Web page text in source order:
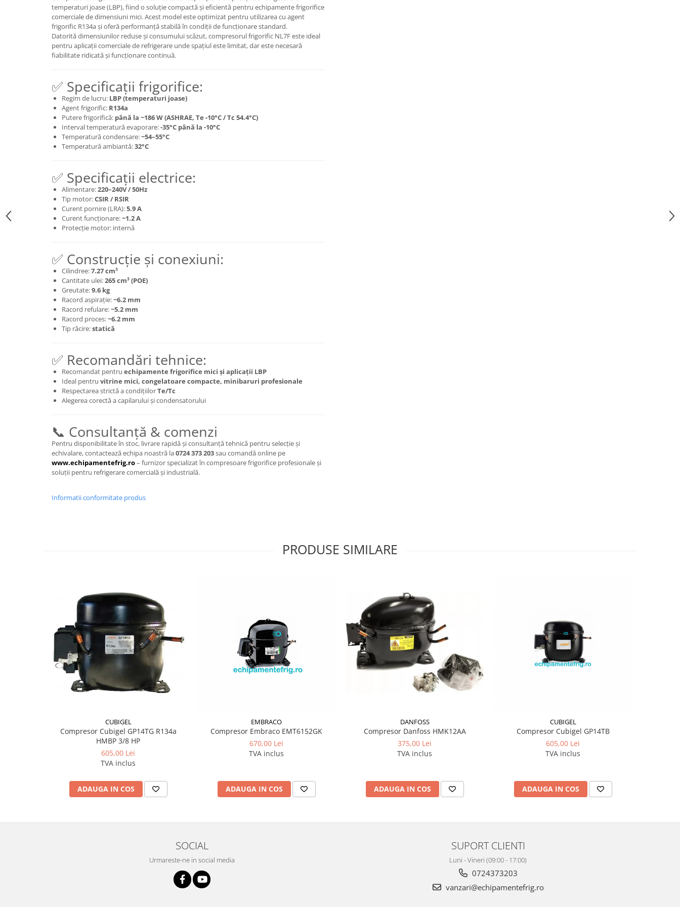
temperaturi joase (LBP), fiind o soluție compactă și eficientă pentru echipamente frigorifice
comerciale de dimensiuni mici. Acest model este optimizat pentru utilizarea cu agent
frigorific R134a și oferă performanță stabilă în condiții de funcționare standard.
Datorită dimensiunilor reduse și consumului scăzut, compresorul frigorific NL7F este ideal
pentru aplicații comerciale de refrigerare unde spațiul este limitat, dar este necesară
fiabilitate ridicată și funcționare continuă.
✅ Specificații frigorifice:
Regim de lucru: LBP (temperaturi joase)
Agent frigorific: R134a
Putere frigorifică: până la ~186 W (ASHRAE, Te -10°C / Tc 54.4°C)
Interval temperatură evaporare:-35°C până la -10°C
Temperatură condensare:~54–55°C
Temperatură ambiantă:32°C
✅ Specificații electrice:
Alimentare:220–240V / 50Hz
Tip motor:CSIR / RSIR
Curent pornire (LRA):5.9 A
Curent funcționare:~1.2 A
Protecție motor: internă
✅ Construcție și conexiuni:
Cilindree:7.27 cm³
Cantitate ulei:265 cm³ (POE)
Greutate:9.6 kg
Racord aspirație:~6.2 mm
Racord refulare:~5.2 mm
Racord proces:~6.2 mm
Tip răcire:statică
✅ Recomandări tehnice:
Recomandat pentru echipamente frigorifice mici și aplicații LBP
Ideal pentru vitrine mici, congelatoare compacte, minibaruri profesionale
Respectarea strictă a condițiilorTe/Tc
Alegerea corectă a capilarului și condensatorului
📞 Consultanță & comenzi
Pentru disponibilitate în stoc, livrare rapidă și consultanță tehnică pentru selecție și
echivalare, contactează echipa noastră la0724 373 203sau comandă online pe
www.echipamentefrig.ro– furnizor specializat în compresoare frigorifice profesionale și
soluții pentru refrigerare comercială și industrială.
Informatii conformitate produs
PRODUSE SIMILARE
CUBIGEL
Compresor Cubigel GP14TG R134a
HMBP 3/8 HP
605,00 Lei
TVA inclus
ADAUGA IN COS
EMBRACO
Compresor Embraco EMT6152GK
670,00 Lei
TVA inclus
ADAUGA IN COS
DANFOSS
Compresor Danfoss HMK12AA
375,00 Lei
TVA inclus
ADAUGA IN COS
CUBIGEL
Compresor Cubigel GP14TB
605,00 Lei
TVA inclus
ADAUGA IN COS
SOCIAL
Urmareste-ne in social media
SUPORT CLIENTI
Luni - Vineri (09:00 - 17:00)
0724373203
vanzari@echipamentefrig.ro